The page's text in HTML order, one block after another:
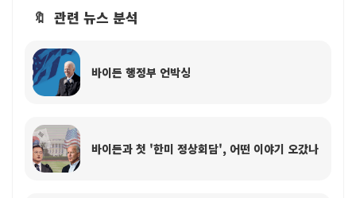
🔖 관련 뉴스 분석
바이든 행정부 언박싱
바이든과 첫 '한미 정상회담', 어떤 이야기 오갔나